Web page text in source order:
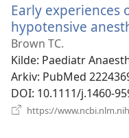
Early experiences
hypotensive
Brown TC.
Kilde‎: Paediatr
Arkiv‎: PubMed
DOI‎: 10.1111/j.1460-
https://